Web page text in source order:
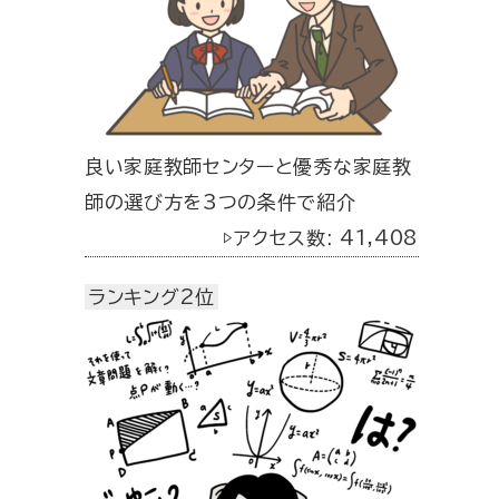
良い家庭教師センターと優秀な家庭教
師の選び方を3つの条件で紹介
▷アクセス数: 41,408
ランキング2位